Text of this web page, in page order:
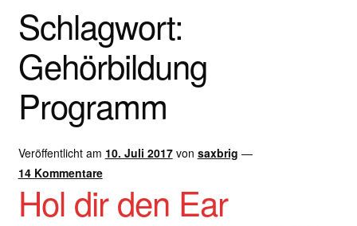
Aktuelle Blog Artikel
ANMELDUNG
Dankeschön – Impro Basic Downloads (Youtube)
Datenschutz
Disclaimer
Schlagwort:
Gehörbildung
Programm
Veröffentlicht am 10. Juli 2017 von saxbrig —
14 Kommentare
Hol dir den Ear